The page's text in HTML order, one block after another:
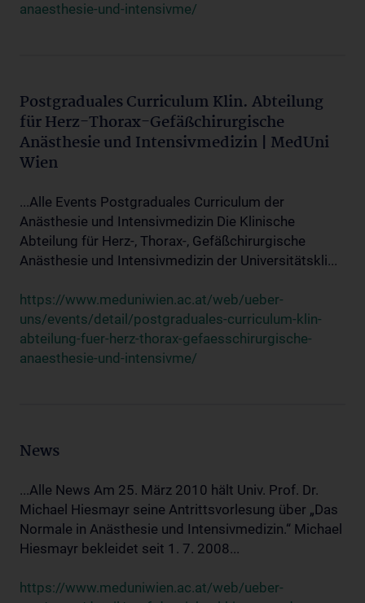
anaesthesie-und-intensivme/
Postgraduales Curriculum Klin. Abteilung
für Herz-Thorax-Gefäßchirurgische
Anästhesie und Intensivmedizin | MedUni
Wien
...Alle Events Postgraduales Curriculum der
Anästhesie und Intensivmedizin Die Klinische
Abteilung für Herz-, Thorax-, Gefäßchirurgische
Anästhesie und Intensivmedizin der Universitätskli...
https://www.meduniwien.ac.at/web/ueber-
uns/events/detail/postgraduales-curriculum-klin-
abteilung-fuer-herz-thorax-gefaesschirurgische-
anaesthesie-und-intensivme/
News
...Alle News Am 25. März 2010 hält Univ. Prof. Dr.
Michael Hiesmayr seine Antrittsvorlesung über „Das
Normale in Anästhesie und Intensivmedizin.“ Michael
Hiesmayr bekleidet seit 1. 7. 2008...
https://www.meduniwien.ac.at/web/ueber-